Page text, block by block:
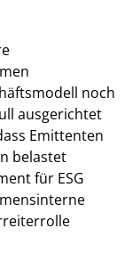
noch
ausgerichtet
Emittenten
belastet
für ESG